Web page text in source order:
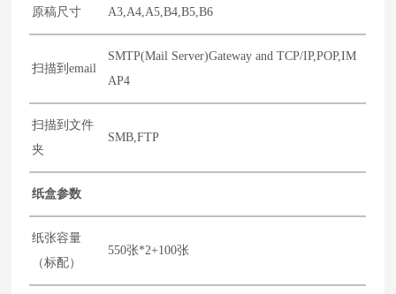
原稿尺寸 A3,A4,A5,B4,B5,B6
扫描到email
SMTP(Mail Server)Gateway and TCP/IP,POP,IM
AP4
扫描到文件
夹
SMB,FTP
纸盒参数
纸张容量
（标配）
550张*2+100张